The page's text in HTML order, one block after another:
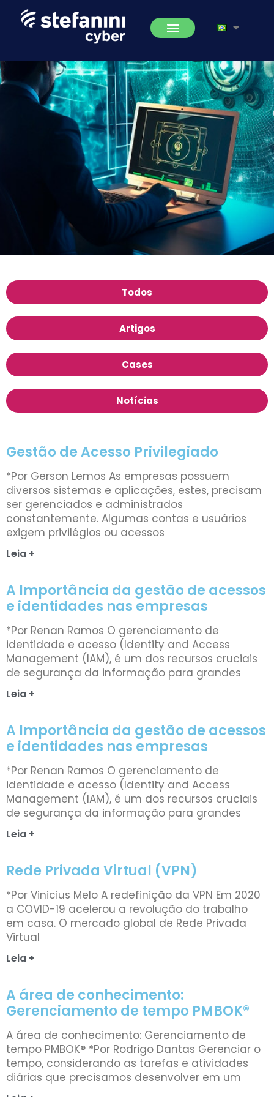
Todos
Artigos
Cases
Notícias
Gestão de Acesso Privilegiado
*Por Gerson Lemos As empresas possuem
diversos sistemas e aplicações, estes, precisam
ser gerenciados e administrados
constantemente. Algumas contas e usuários
exigem privilégios ou acessos
Leia +
A Importância da gestão de acessos
e identidades nas empresas
*Por Renan Ramos O gerenciamento de
identidade e acesso (Identity and Access
Management (IAM), é um dos recursos cruciais
de segurança da informação para grandes
Leia +
A Importância da gestão de acessos
e identidades nas empresas
*Por Renan Ramos O gerenciamento de
identidade e acesso (Identity and Access
Management (IAM), é um dos recursos cruciais
de segurança da informação para grandes
Leia +
Rede Privada Virtual (VPN)
*Por Vinicius Melo A redefinição da VPN Em 2020
a COVID-19 acelerou a revolução do trabalho
em casa. O mercado global de Rede Privada
Virtual
Leia +
A área de conhecimento:
Gerenciamento de tempo PMBOK®
A área de conhecimento: Gerenciamento de
tempo PMBOK® *Por Rodrigo Dantas Gerenciar o
tempo, considerando as tarefas e atividades
diárias que precisamos desenvolver em um